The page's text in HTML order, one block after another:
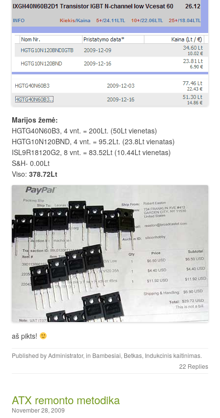
Marijos žemė:
HGTG40N60B3, 4 vnt. = 200Lt. (50Lt vienetas)
HGTG10N120BND, 4 vnt. = 95.2Lt. (23.8Lt vienatas)
ISL9R18120G2, 8 vnt. = 83.52Lt (10.44Lt vienetas)
S&H- 0.00Lt
Viso: 378.72Lt
aš pikts!
Published byAdministrator, in Bambesiai, Betkas, Indukcinis kaitinimas.
22 Replies
ATX remonto metodika
November 28, 2009